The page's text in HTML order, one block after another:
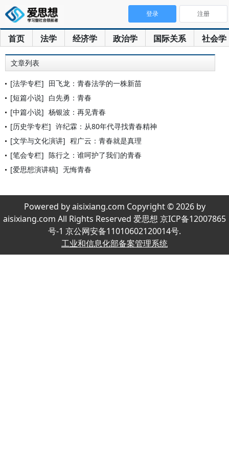
首页 法学 经济学 政治学 国际关系 社会学
登录 注册
文章列表
[法学专栏] 田飞龙：青春法学的一株新苗
[短篇小说] 白先勇：青春
[中篇小说] 杨银波：再见青春
[历史学专栏] 许纪霖：从80年代寻找青春精神
[文学与文化演讲] 程广云：青春就是真理
[笔会专栏] 陈行之：谁呵护了我们的青春
[爱思想演讲稿] 无悔青春
Powered by aisixiang.com Copyright © 2026 by
aisixiang.com All Rights Reserved 爱思想 京ICP备12007865
号-1 京公网安备11010602120014号.
工业和信息化部备案管理系统